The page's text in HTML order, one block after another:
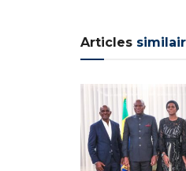
Articles